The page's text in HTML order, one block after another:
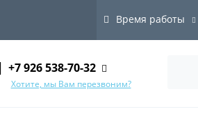
Время работы
+7 926 538-70-32
Хотите, мы Вам перезвоним?